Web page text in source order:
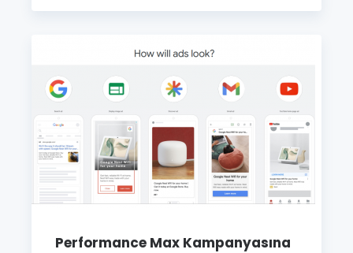
Performance Max Kampanyasına